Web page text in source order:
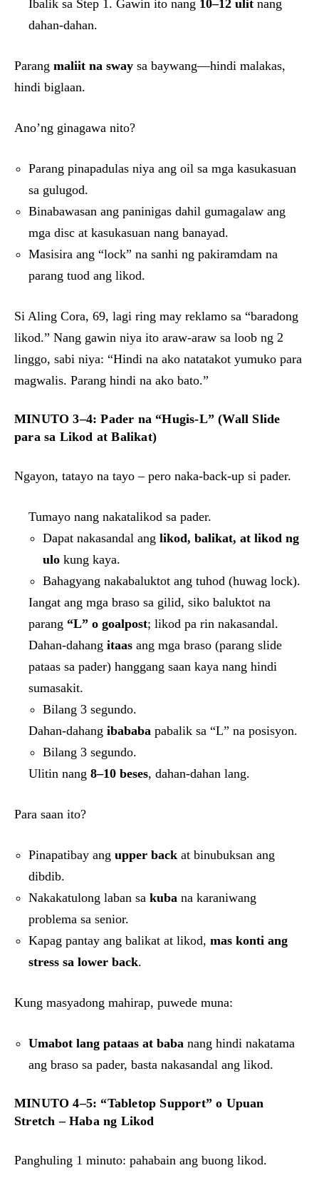
Ibalik sa Step 1. Gawin ito nang 10–12 ulit nang
dahan-dahan.
Parang maliit na sway sa baywang—hindi malakas,
hindi biglaan.
Ano’ng ginagawa nito?
Parang pinapadulas niya ang oil sa mga kasukasuan
sa gulugod.
Binabawasan ang paninigas dahil gumagalaw ang
mga disc at kasukasuan nang banayad.
Masisira ang “lock” na sanhi ng pakiramdam na
parang tuod ang likod.
Si Aling Cora, 69, lagi ring may reklamo sa “baradong
likod.” Nang gawin niya ito araw-araw sa loob ng 2
linggo, sabi niya: “Hindi na ako natatakot yumuko para
magwalis. Parang hindi na ako bato.”
MINUTO 3–4: Pader na “Hugis-L” (Wall Slide
para sa Likod at Balikat)
Ngayon, tatayo na tayo – pero naka-back-up si pader.
Tumayo nang nakatalikod sa pader.
Dapat nakasandal ang likod, balikat, at likod ng
ulo kung kaya.
Bahagyang nakabaluktot ang tuhod (huwag lock).
Iangat ang mga braso sa gilid, siko baluktot na
parang “L” o goalpost; likod pa rin nakasandal.
Dahan-dahang itaas ang mga braso (parang slide
pataas sa pader) hanggang saan kaya nang hindi
sumasakit.
Bilang 3 segundo.
Dahan-dahang ibababa pabalik sa “L” na posisyon.
Bilang 3 segundo.
Ulitin nang 8–10 beses, dahan-dahan lang.
Para saan ito?
Pinapatibay ang upper back at binubuksan ang
dibdib.
Nakakatulong laban sa kuba na karaniwang
problema sa senior.
Kapag pantay ang balikat at likod, mas konti ang
stress sa lower back.
Kung masyadong mahirap, puwede muna:
Umabot lang pataas at baba nang hindi nakatama
ang braso sa pader, basta nakasandal ang likod.
MINUTO 4–5: “Tabletop Support” o Upuan
Stretch – Haba ng Likod
Panghuling 1 minuto: pahabain ang buong likod.